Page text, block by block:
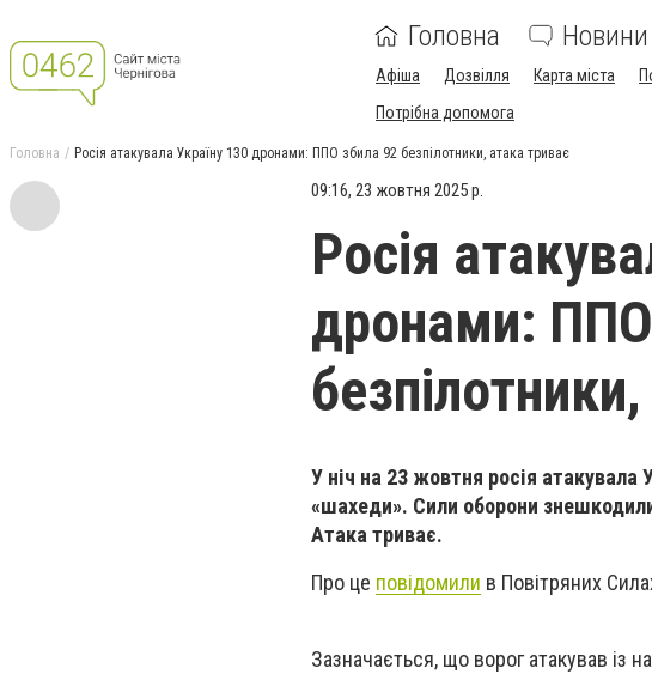
Головна Новини
Афіша Дозвілля Карта міста
Потрібна допомога
Головна Росія атакувала Україну 130 дронами: ППО збила 92 безпілотники, атака триває
09:16, 23 жовтня 2025 р.
Росія
дронами:
У ніч на 23 жовтня росія атакувала
«шахеди». Сили оборони
Атака триває.
Про це повідомили в Повітряних
Зазначається, що ворог атакував із